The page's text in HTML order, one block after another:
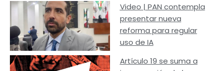
Video | PAN contempla
presentar nueva
reforma para regular
uso de IA
Artículo 19 se suma a